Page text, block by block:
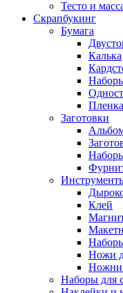
Тесто и
Скрапбукинг
Бумага
Калька
Заготовки
Клей
Ножи
Наборы для